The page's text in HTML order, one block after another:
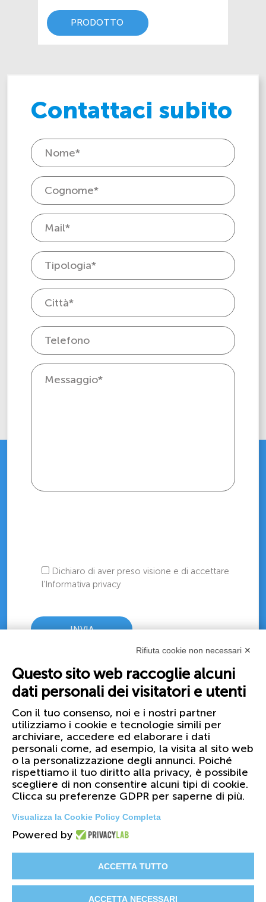
PRODOTTO
Contattaci subito
Dichiaro di aver preso visione e di accettare
l’Informativa privacy
Certificazioni
Rifiuta cookie non necessari ✕
Questo sito web raccoglie alcuni
dati personali dei visitatori e utenti
Con il tuo consenso, noi e i nostri partner
utilizziamo i cookie e tecnologie simili per
archiviare, accedere ed elaborare i dati
personali come, ad esempio, la visita al sito web
o la personalizzazione degli annunci. Poiché
rispettiamo il tuo diritto alla privacy, è possibile
scegliere di non consentire alcuni tipi di cookie.
Clicca su preferenze GDPR per saperne di più.
Visualizza la Cookie Policy Completa
Powered by
ACCETTA TUTTO
ACCETTA NECESSARI